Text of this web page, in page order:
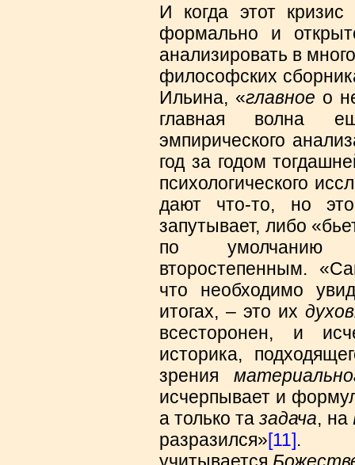
И когда этот
формально и
анализировать в
философских
Ильина, «главное о
главная волна
эмпирического
год за годом
психологического
дают что-то, но
запутывает, либо
по
второстепенным.
что необходимо
итогах, – это их
всесторонен, и
историка,
зрения
исчерпывает и
а только тазадача, на
разразился»[11].
учитывается